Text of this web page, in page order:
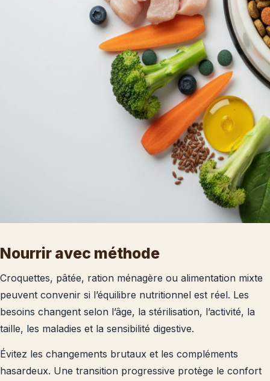
Nourrir avec méthode
Croquettes, pâtée, ration ménagère ou alimentation mixte
peuvent convenir si l’équilibre nutritionnel est réel. Les
besoins changent selon l’âge, la stérilisation, l’activité, la
taille, les maladies et la sensibilité digestive.
Évitez les changements brutaux et les compléments
hasardeux. Une transition progressive protège le confort